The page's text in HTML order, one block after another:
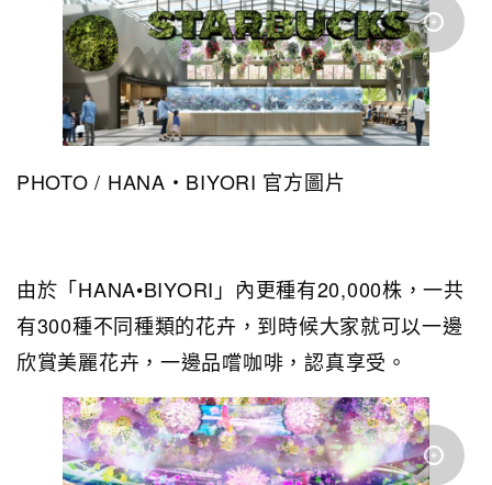
PHOTO / HANA・BIYORI 官方圖片
由於「HANA•BIYORI」內更種有20,000株，一共
有300種不同種類的花卉，到時候大家就可以一邊
欣賞美麗花卉，一邊品嚐咖啡，認真享受。